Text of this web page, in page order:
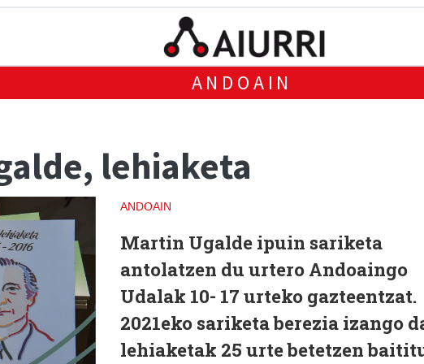
ANDOAIN
lehiaketa
ANDOAIN
Martin Ugalde ipuin sariketa
antolatzen du urtero Andoaingo
Udalak 10- 17 urteko gazteentzat.
2021eko sariketa berezia izango
lehiaketak 25 urte betetzen